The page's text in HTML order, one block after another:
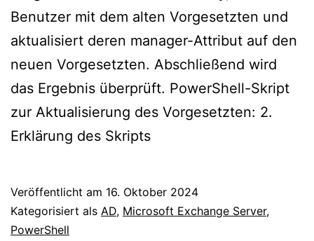
Benutzer mit dem alten Vorgesetzten und
aktualisiert deren manager-Attribut auf den
neuen Vorgesetzten. Abschließend wird
das Ergebnis überprüft. PowerShell-Skript
zur Aktualisierung des Vorgesetzten: 2.
Erklärung des Skripts
Veröffentlicht am 16. Oktober 2024
Kategorisiert als AD, Microsoft Exchange Server,
PowerShell